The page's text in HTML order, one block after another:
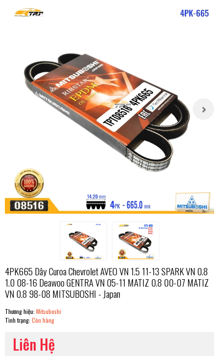
4PK665 Dây Curoa Chevrolet AVEO VN 1.5 11-13 SPARK VN 0.8
1.0 08-16 Deawoo GENTRA VN 05-11 MATIZ 0.8 00-07 MATIZ
VN 0.8 98-08 MITSUBOSHI - Japan
Thương hiệu: Mitsuboshi
Tình trạng: Còn hàng
Liên Hệ